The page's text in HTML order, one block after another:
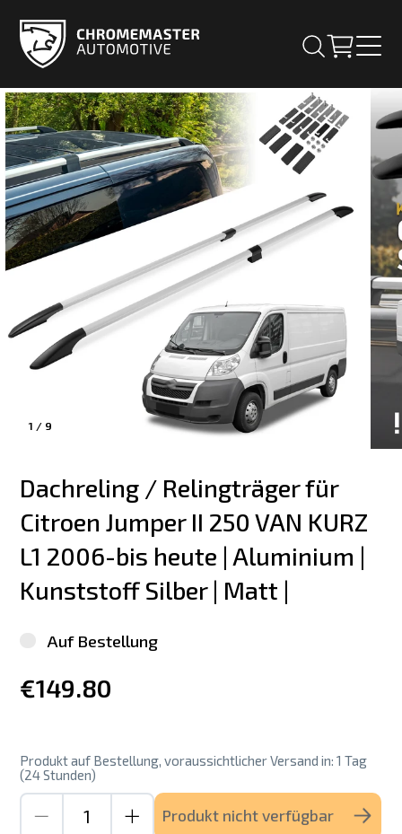
1 / 9
Dachreling / Relingträger für
Citroen Jumper II 250 VAN KURZ
L1 2006-bis heute | Aluminium |
Kunststoff Silber | Matt |
Auf Bestellung
€149.80
Produkt auf Bestellung, voraussichtlicher Versand in: 1 Tag
(24 Stunden)
Produkt nicht verfügbar